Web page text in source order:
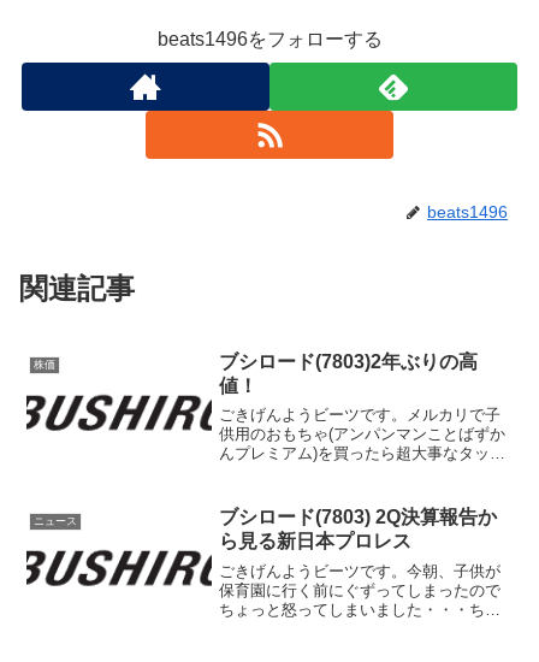
beats1496をフォローする
beats1496
関連記事
株価
ブシロード(7803)2年ぶりの高
値！
ごきげんようビーツです。メルカリで子
供用のおもちゃ(アンパンマンことばずか
んプレミアム)を買ったら超大事なタッチ
いと遊べないじゃんってレベルです。は
ぁーーーーーこんなイ...
ニュース
ブシロード(7803) 2Q決算報告か
ら見る新日本プロレス
ごきげんようビーツです。今朝、子供が
保育園に行く前にぐずってしまったので
ちょっと怒ってしまいました・・・ちょ